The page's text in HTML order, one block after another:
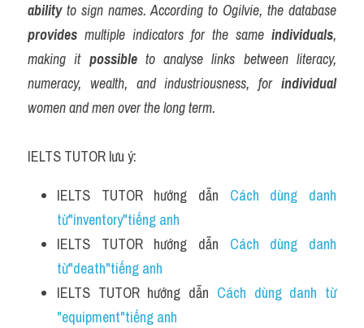
ability
provides multiple indicators for the same individuals,
making it possible to analyse links between literacy,
numeracy, wealth, and industriousness, for individual
women and men over the long term.
IELTS TUTOR lưu ý:
IELTS TUTOR hướng dẫn Cách dùng danh
từ"inventory"tiếng anh
IELTS TUTOR hướng dẫn Cách dùng danh
từ"death"tiếng anh
IELTS TUTOR hướng dẫn Cách dùng danh từ
"equipment"tiếng anh